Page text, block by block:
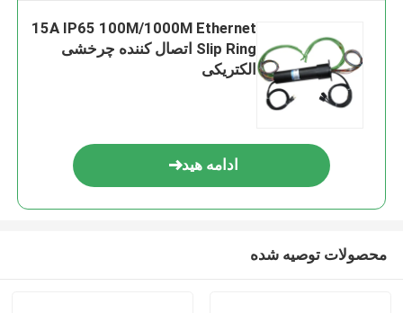
15A IP65 100M/1000M Ethernet
Slip Ring اتصال کننده چرخشی
الکتریکی
ادامه هید
محصولات توصیه شده